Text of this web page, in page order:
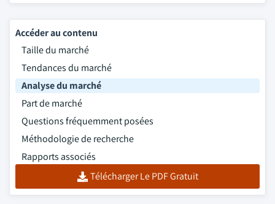
Accéder au contenu
Taille du marché
Tendances du marché
Analyse du marché
Part de marché
Questions fréquemment posées
Méthodologie de recherche
Rapports associés
Télécharger Le PDF Gratuit